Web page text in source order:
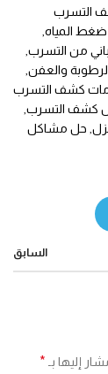
التسرب
ضغط المياه,
من التسرب,
والعفن,
كشف التسرب
كشف التسرب,
حل مشاكل
السابق
إليها بـ *